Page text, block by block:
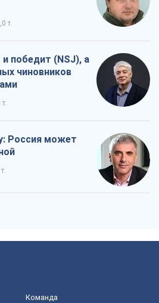
т.
победит (NSJ), а
чиновников
т.
Россия может
Команда